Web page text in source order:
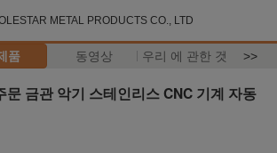
METAL PRODUCTS CO., LTD
품 동영상 우리 에 관한 것 >>
문 금관 악기 스테인리스 CNC 기계 자동